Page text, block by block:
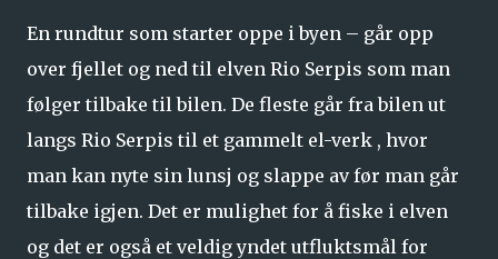
En rundtur som starter oppe i byen – går opp
over fjellet og ned til elven Rio Serpis som man
følger tilbake til bilen. De fleste går fra bilen ut
langs Rio Serpis til et gammelt el-verk , hvor
man kan nyte sin lunsj og slappe av før man går
tilbake igjen. Det er mulighet for å fiske i elven
og det er også et veldig yndet utfluktsmål for